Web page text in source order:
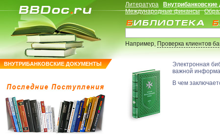
ВНУТРИБАНКОВСКИЕ ДОКУМЕНТЫ
Литература
Международные финансы
Например,Проверка клиентов
Электронная
важной
В чем